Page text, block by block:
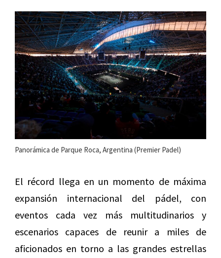
Panorámica de Parque Roca, Argentina (Premier Padel)
El récord llega en un momento de máxima
expansión internacional del pádel, con
eventos cada vez más multitudinarios y
escenarios capaces de reunir a miles de
aficionados en torno a las grandes estrellas